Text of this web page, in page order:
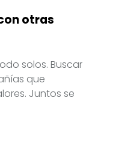
otras
solos. Buscar
que
Juntos se